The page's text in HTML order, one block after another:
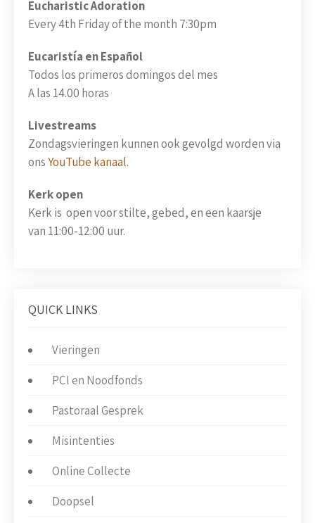
Eucharistic Adoration
Every 4th Friday of the month 7:30pm
Eucaristía en Español
Todos los primeros domingos del mes
A las 14.00 horas
Livestreams
Zondagsvieringen kunnen ook gevolgd worden via
onsYouTube kanaal.
Kerk open
Kerk is open voor stilte, gebed, en een kaarsje
van 11:00-12:00 uur.
QUICK LINKS
Vieringen
PCI en Noodfonds
Pastoraal Gesprek
Misintenties
Online Collecte
Doopsel